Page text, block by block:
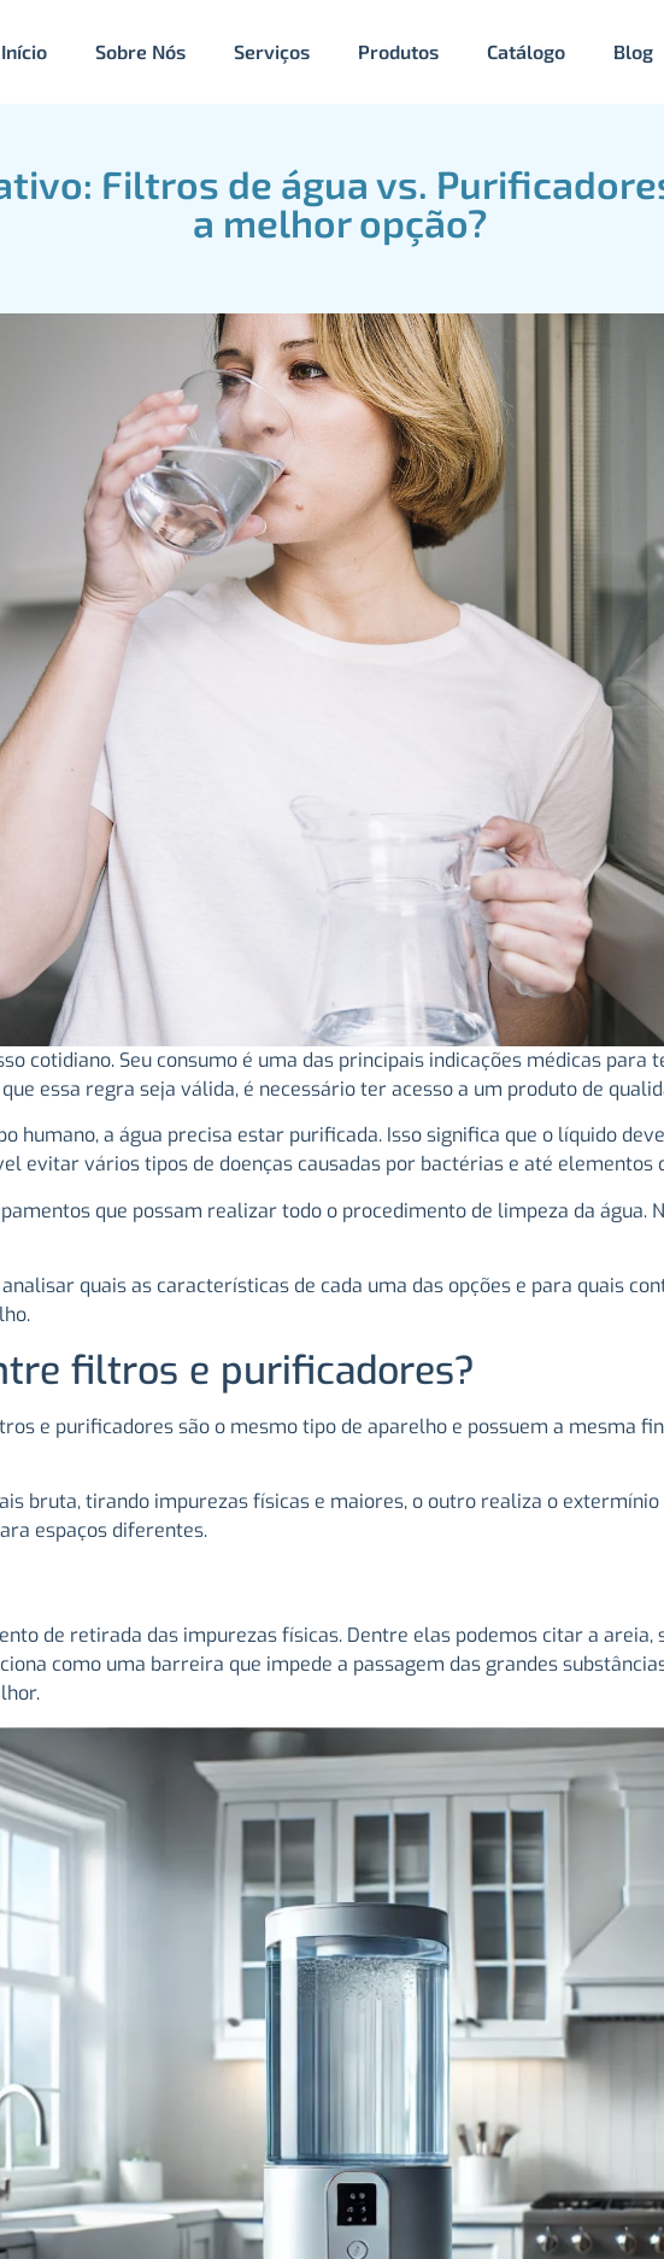
Início Sobre Nós Serviços Produtos Catálogo Blog
Filtros de água vs.
a melhor opção?
cotidiano. Seu consumo é uma das principais indicações médicas para
essa regra seja válida, é necessário ter acesso a um produto de
humano, a água precisa estar purificada. Isso significa que o líquido
evitar vários tipos de doenças causadas por bactérias e até
que possam realizar todo o procedimento de limpeza da água.
quais as características de cada uma das opções e para quais
filtros e purificadores?
e purificadores são o mesmo tipo de aparelho e possuem a mesma
bruta, tirando impurezas físicas e maiores, o outro realiza o
espaços diferentes.
de retirada das impurezas físicas. Dentre elas podemos citar a areia,
como uma barreira que impede a passagem das grandes